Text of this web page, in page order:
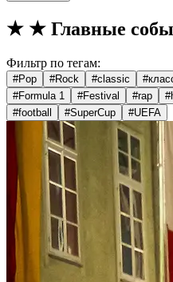
★ ★ Главные
Фильтр по тегам:
#Pop #Rock #classic #
#Formula 1 #Festival #rap #
#football #SuperCup #UEFA